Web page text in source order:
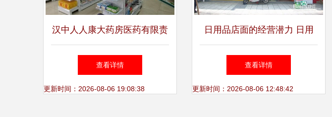
汉中人人康大药房医药有限责
任公司怡欣园店 多元化经营
引领便民新风尚
查看详情
更新时间：2026-08-06 19:08:38
日用品店面的经营潜力 日用
百货行业的机遇与挑战
查看详情
更新时间：2026-08-06 12:48:42